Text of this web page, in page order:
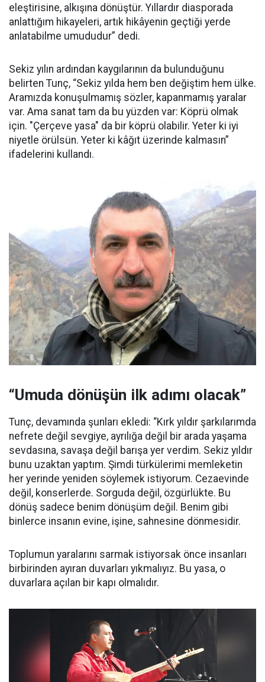
eleştirisine, alkışına dönüştür. Yıllardır diasporada
anlattığım hikayeleri, artık hikâyenin geçtiği yerde
anlatabilme umududur” dedi.
Sekiz yılın ardından kaygılarının da bulunduğunu
belirten Tunç, “Sekiz yılda hem ben değiştim hem ülke.
Aramızda konuşulmamış sözler, kapanmamış yaralar
var. Ama sanat tam da bu yüzden var: Köprü olmak
için. "Çerçeve yasa" da bir köprü olabilir. Yeter ki iyi
niyetle örülsün. Yeter ki kâğıt üzerinde kalmasın”
ifadelerini kullandı.
“Umuda dönüşün ilk adımı olacak”
Tunç, devamında şunları ekledi: “Kırk yıldır şarkılarımda
nefrete değil sevgiye, ayrılığa değil bir arada yaşama
sevdasına, savaşa değil barışa yer verdim. Sekiz yıldır
bunu uzaktan yaptım. Şimdi türkülerimi memleketin
her yerinde yeniden söylemek istiyorum. Cezaevinde
değil, konserlerde. Sorguda değil, özgürlükte. Bu
dönüş sadece benim dönüşüm değil. Benim gibi
binlerce insanın evine, işine, sahnesine dönmesidir.
Toplumun yaralarını sarmak istiyorsak önce insanları
birbirinden ayıran duvarları yıkmalıyız. Bu yasa, o
duvarlara açılan bir kapı olmalıdır.